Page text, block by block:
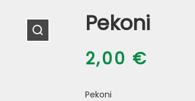
Pekoni
2,00 €
Pekoni